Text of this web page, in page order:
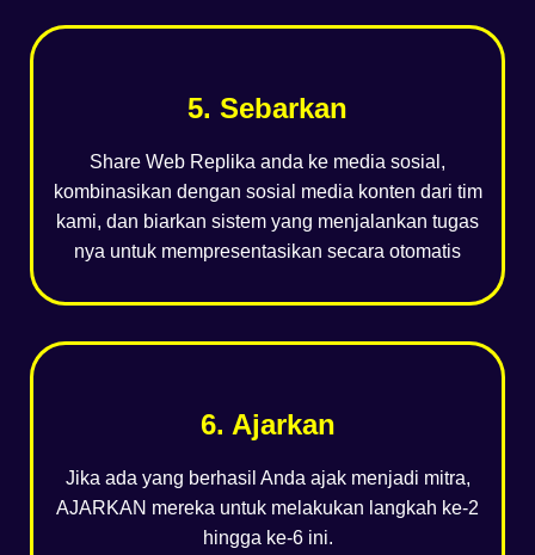
5. Sebarkan
Share Web Replika anda ke media sosial,
kombinasikan dengan sosial media konten dari tim
kami, dan biarkan sistem yang menjalankan tugas
nya untuk mempresentasikan secara otomatis
6. Ajarkan
Jika ada yang berhasil Anda ajak menjadi mitra,
AJARKAN mereka untuk melakukan langkah ke-2
hingga ke-6 ini.